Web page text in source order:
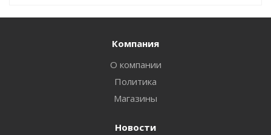
Компания
О компании
Политика
Магазины
Новости